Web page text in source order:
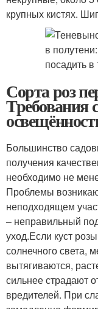
крупных кистях.
Сорта роз
Требования
Большинство
получения
необходимо не
Проблемы
неподходящем
– неправильный
уход.Если куст
солнечного света,
вытягиваются,
сильнее страдают
вредителей. При